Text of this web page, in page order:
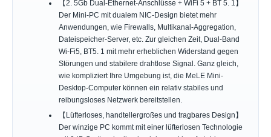
【2. 5Gb Dual-Ethernet-Anschlüsse + WiFi 5 + BT 5. 1】
Der Mini-PC mit dualem NIC-Design bietet mehr
Anwendungen, wie Firewalls, Multikanal-Aggregation,
Dateispeicher-Server, etc. Zur gleichen Zeit, Dual-Band
Wi-Fi5, BT5. 1 mit mehr erheblichen Widerstand gegen
Störungen und stabilere drahtlose Signal. Ganz gleich,
wie kompliziert Ihre Umgebung ist, die MeLE Mini-
Desktop-Computer können ein relativ stabiles und
reibungsloses Netzwerk bereitstellen.
【Lüfterloses, handtellergroßes und tragbares Design】
Der winzige PC kommt mit einer lüfterlosen Technologie